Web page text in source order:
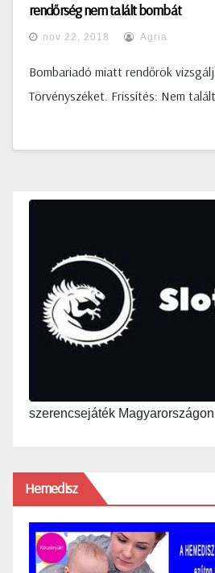
rendőrség nem talált bombát
nov 22, 2018 Agria
Bombariadó miatt rendőrök
Törvényszéket. Frissítés: Nem
szerencsejáték Magyarországon
Hemedisz